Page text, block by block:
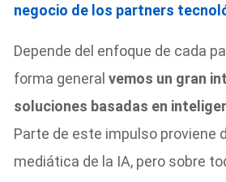
negocio de los partners
Depende del enfoque de cada
forma generalvemos un gran
soluciones basadas en
Parte de este impulso proviene
mediática de la IA, pero sobre